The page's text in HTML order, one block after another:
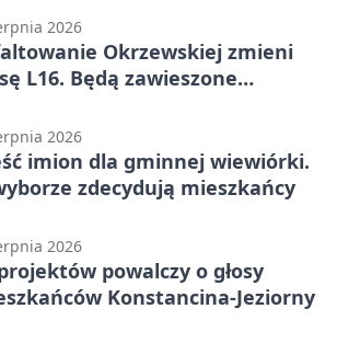
2026
Okrzewskiej zmieni
L16. Będą zawieszone
2026
imion dla gminnej wiewiórki.
zdecydują mieszkańcy
2026
powalczy o głosy
Konstancina-Jeziorny